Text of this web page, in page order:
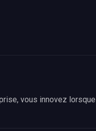
vous innovez